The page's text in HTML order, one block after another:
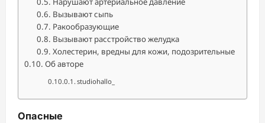
Вызывают сыпь
Ракообразующие
Вызывают расстройство желудка
Холестерин, вредны для кожи, подозрительные
Об авторе
studiohallo_
Опасные